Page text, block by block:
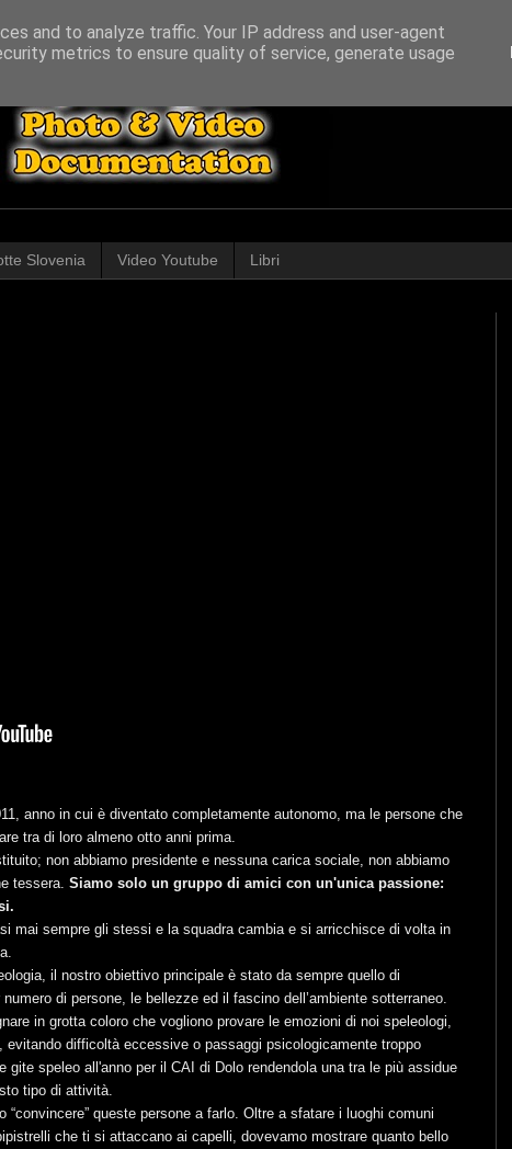
Slovenia Video Youtube Libri
anno in cui è diventato completamente autonomo, ma le persone che
tra di loro almeno otto anni prima.
non abbiamo presidente e nessuna carica sociale, non abbiamo
tessera. Siamo solo un gruppo di amici con un'unica passione:
mai sempre gli stessi e la squadra cambia e si arricchisce di volta in
il nostro obiettivo principale è stato da sempre quello di
di persone, le bellezze ed il fascino dell’ambiente sotterraneo.
in grotta coloro che vogliono provare le emozioni di noi speleologi,
evitando difficoltà eccessive o passaggi psicologicamente troppo
gite speleo all'anno per il CAI di Dolo rendendola una tra le più assidue
tipo di attività.
queste persone a farlo. Oltre a sfatare i luoghi comuni
che ti si attaccano ai capelli, dovevamo mostrare quanto bello
and to analyze traffic. Your IP address and user-agent
metrics to ensure quality of service, generate usage